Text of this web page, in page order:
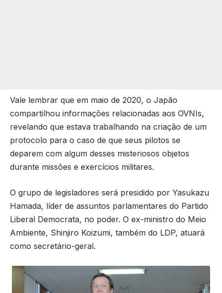
Vale lembrar que em maio de 2020, o Japão
compartilhou informações relacionadas aos OVNIs,
revelando que estava trabalhando na criação de um
protocolo para o caso de que seus pilotos se
deparem com algum desses misteriosos objetos
durante missões e exercícios militares.
O grupo de legisladores será presidido por Yasukazu
Hamada, líder de assuntos parlamentares do Partido
Liberal Democrata, no poder. O ex-ministro do Meio
Ambiente, Shinjiro Koizumi, também do LDP, atuará
como secretário-geral.